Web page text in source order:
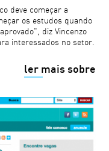
deve começar a
os estudos quando
diz Vincenzo
interessados no setor.
ler mais sobre